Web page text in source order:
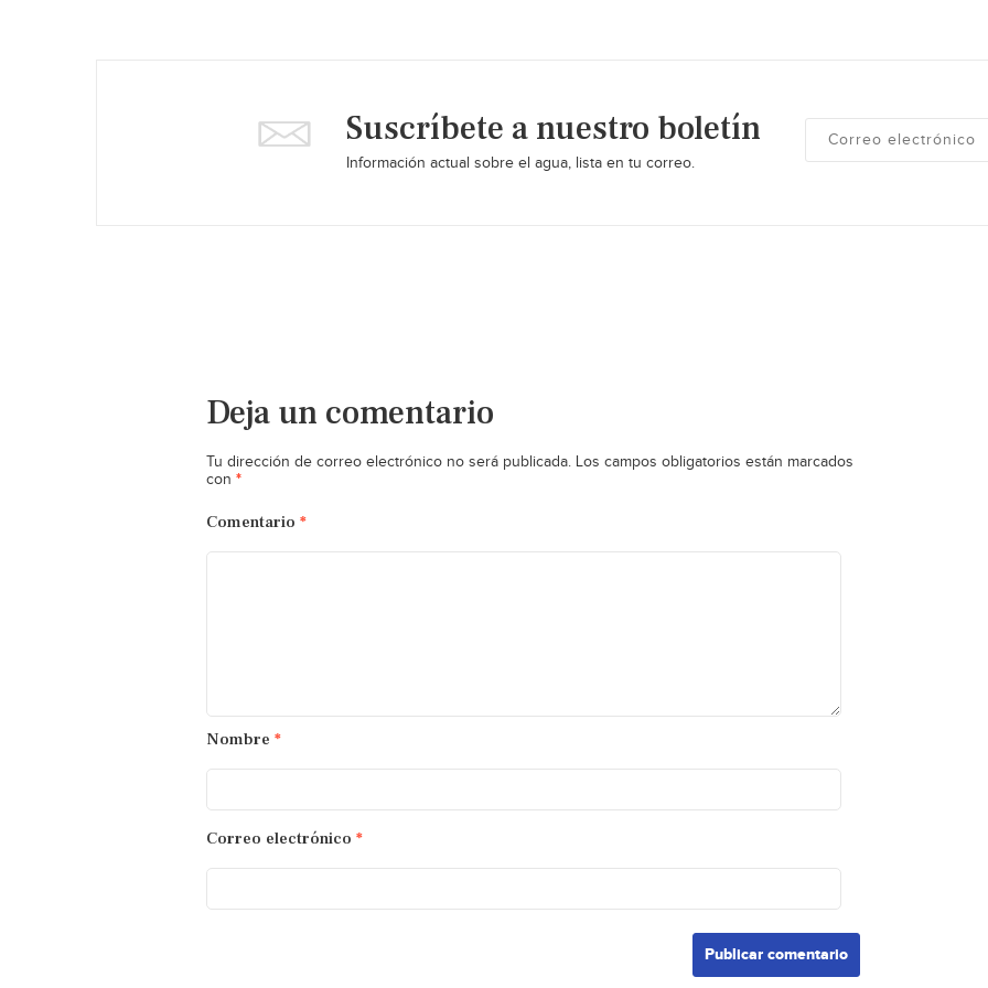
Suscríbete a nuestro boletín
Información actual sobre el agua, lista en tu correo.
Deja un comentario
Tu dirección de correo electrónico no será publicada. Los campos obligatorios están marcados
con *
Comentario *
Nombre *
Correo electrónico *